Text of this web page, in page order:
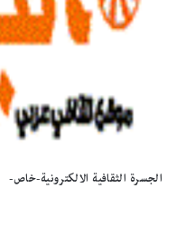
الجسرة الثقافية الالكترونية-خاص-